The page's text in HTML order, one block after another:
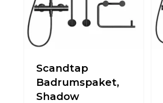
Scandtap
Badrumspaket,
Shadow